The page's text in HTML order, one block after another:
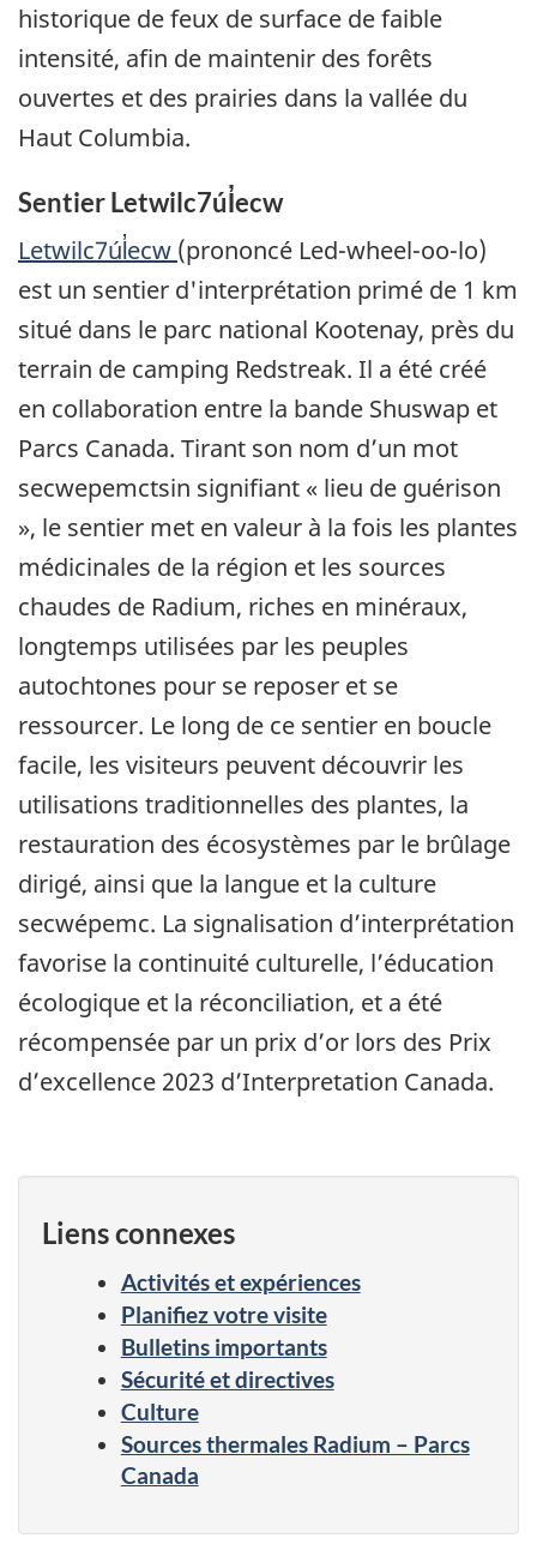
historique de feux de surface de faible
intensité, afin de maintenir des forêts
ouvertes et des prairies dans la vallée du
Haut Columbia.
Sentier Letwilc7úl̓ecw
Letwilc7úl̓ecw (prononcé Led-wheel-oo-lo)
est un sentier d'interprétation primé de 1 km
situé dans le parc national Kootenay, près du
terrain de camping Redstreak. Il a été créé
en collaboration entre la bande Shuswap et
Parcs Canada. Tirant son nom d’un mot
secwepemctsin signifiant « lieu de guérison
», le sentier met en valeur à la fois les plantes
médicinales de la région et les sources
chaudes de Radium, riches en minéraux,
longtemps utilisées par les peuples
autochtones pour se reposer et se
ressourcer. Le long de ce sentier en boucle
facile, les visiteurs peuvent découvrir les
utilisations traditionnelles des plantes, la
restauration des écosystèmes par le brûlage
dirigé, ainsi que la langue et la culture
secwépemc. La signalisation d’interprétation
favorise la continuité culturelle, l’éducation
écologique et la réconciliation, et a été
récompensée par un prix d’or lors des Prix
d’excellence 2023 d’Interpretation Canada.
Liens connexes
Activités et expériences
Planifiez votre visite
Bulletins importants
Sécurité et directives
Culture
Sources thermales Radium – Parcs
Canada